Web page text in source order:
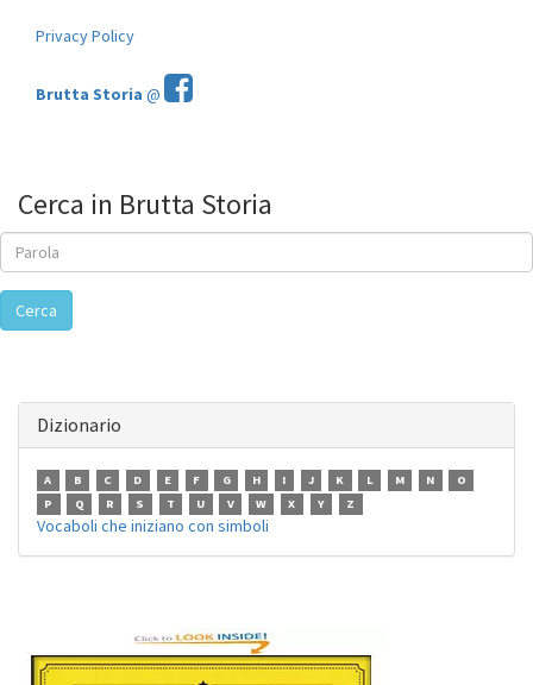
Privacy Policy
Brutta Storia @
Cerca in Brutta Storia
Cerca
Dizionario
A B C D E F G H I J K L M N
O
P
Q R S T U V W X Y Z
Vocaboli che iniziano con simboli